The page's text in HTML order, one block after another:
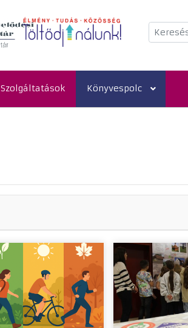
Keresés
Szolgáltatások Könyvespolc